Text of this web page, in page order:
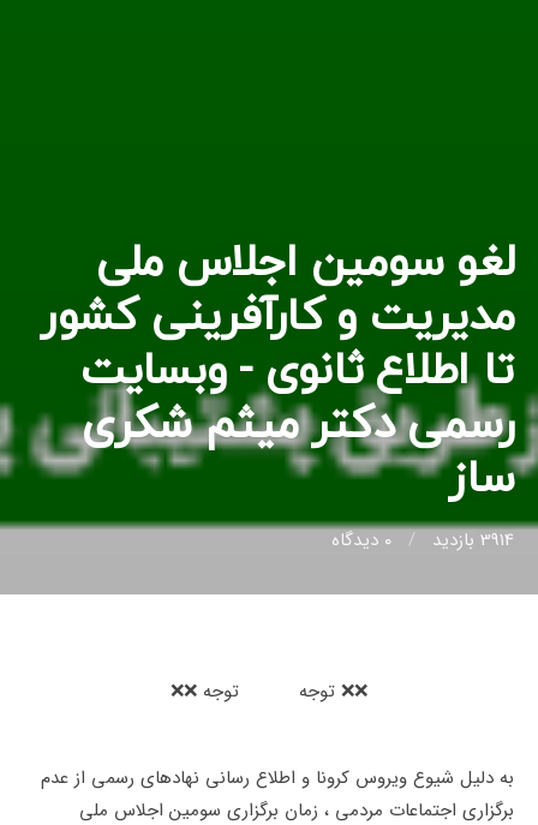
لغو سومین اجلاس ملی
مدیریت و کارآفرینی کشور
تا اطلاع ثانوی - وبسایت
رسمی دکتر میثم شکری
ساز
3914 بازدید 0 دیدگاه
❌❌ توجه توجه ❌❌
به دلیل شیوع ویروس کرونا و اطلاع رسانی نهادهای رسمی از عدم
برگزاری اجتماعات مردمی ، زمان برگزاری سومین اجلاس ملی